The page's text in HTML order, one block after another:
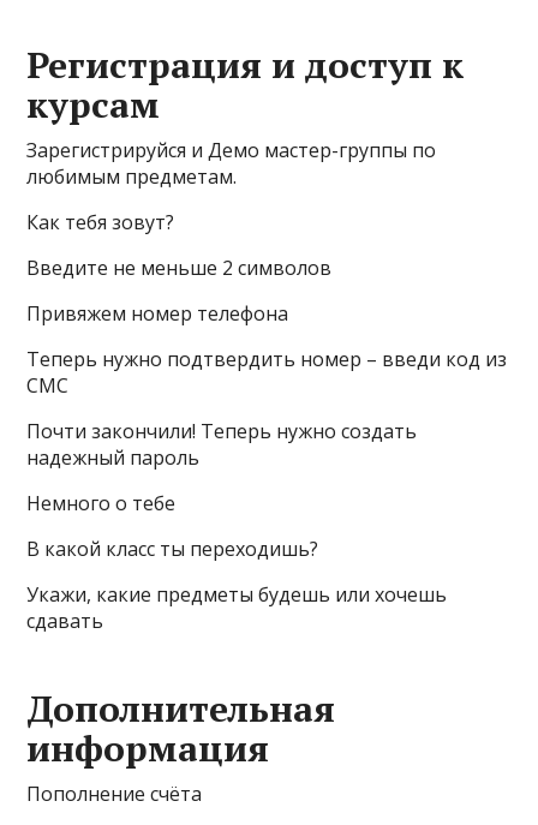
Регистрация и доступ к
курсам
Зарегистрируйся и Демо мастер-группы по
любимым предметам.
Как тебя зовут?
Введите не меньше 2 символов
Привяжем номер телефона
Теперь нужно подтвердить номер – введи код из
СМС
Почти закончили! Теперь нужно создать
надежный пароль
Немного о тебе
В какой класс ты переходишь?
Укажи, какие предметы будешь или хочешь
сдавать
Дополнительная
информация
Пополнение счёта